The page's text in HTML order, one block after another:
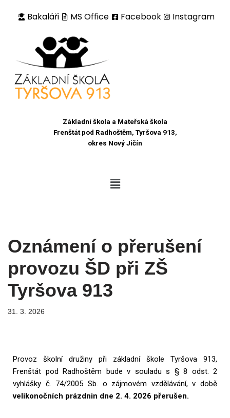
Bakaláři MS Office Facebook Instagram
Základní škola a Mateřská škola
Frenštát pod Radhoštěm, Tyršova 913,
okres Nový Jičín
Oznámení o přerušení
provozu ŠD při ZŠ
Tyršova 913
31. 3. 2026
Provoz školní družiny při základní škole Tyršova 913,
Frenštát pod Radhoštěm bude v souladu s § 8 odst. 2
vyhlášky č. 74/2005 Sb. o zájmovém vzdělávání, v době
velikonočních prázdnin dne 2. 4. 2026 přerušen.